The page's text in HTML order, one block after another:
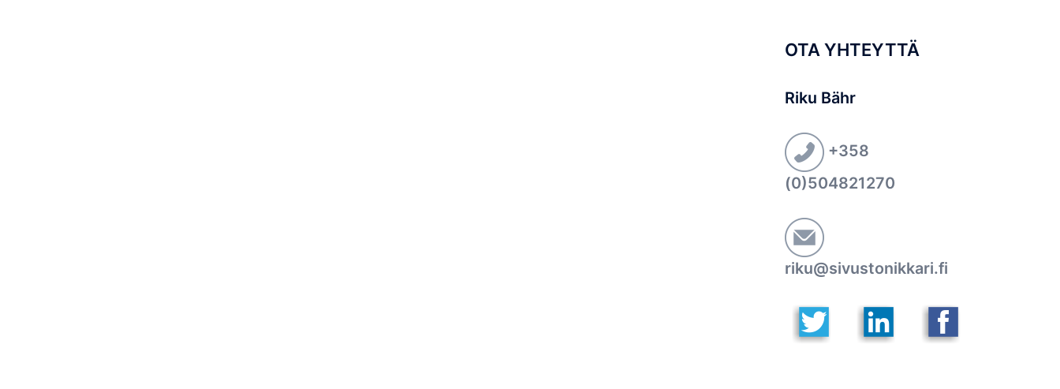
OTA YHTEYTTÄ
Riku Bähr
+358
(0)504821270
riku@sivustonikkari.fi